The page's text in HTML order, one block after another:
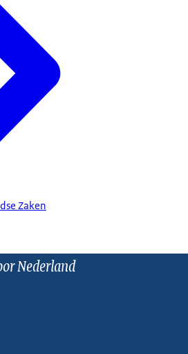
Zaken
Nederland